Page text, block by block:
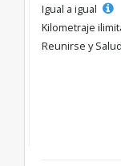
Igual a igual
Kilometraje
Reunirse y